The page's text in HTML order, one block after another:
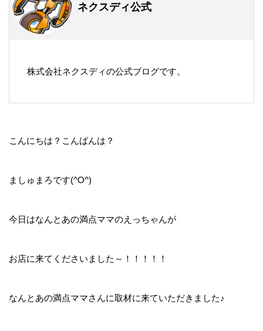
ネクスディ公式
株式会社ネクスディの公式ブログです。
こんにちは？こんばんは？
ましゅまろです(^O^)
今日はなんとあの満点ママのえっちゃんが
お店に来てくださいました～！！！！！
なんとあの満点ママさんに取材に来ていただきました♪